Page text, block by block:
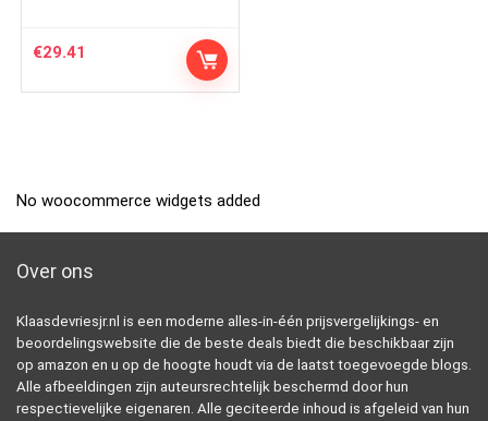
€29.41
No woocommerce widgets added
Over ons
Klaasdevriesjr.nl is een moderne alles-in-één prijsvergelijkings- en
beoordelingswebsite die de beste deals biedt die beschikbaar zijn
op amazon en u op de hoogte houdt via de laatst toegevoegde blogs.
Alle afbeeldingen zijn auteursrechtelijk beschermd door hun
respectievelijke eigenaren. Alle geciteerde inhoud is afgeleid van hun